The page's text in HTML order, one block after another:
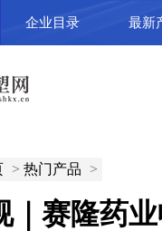
企业目录 最新
> 热门产品 >
｜赛隆药